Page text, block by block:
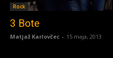
Rock
3 Bote
Matjaž Karlovčec - 15 maja, 2013